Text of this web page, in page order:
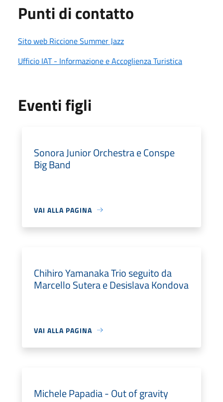
Punti di contatto
Sito web Riccione Summer Jazz
Ufficio IAT - Informazione e Accoglienza Turistica
Eventi figli
Sonora Junior Orchestra e Conspe
Big Band
VAI ALLA PAGINA
Chihiro Yamanaka Trio seguito da
Marcello Sutera e Desislava Kondova
VAI ALLA PAGINA
Michele Papadia - Out of gravity